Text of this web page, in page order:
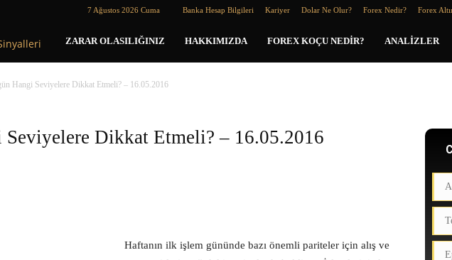
7 Ağustos 2026 Cuma Banka Hesap Bilgileri Kariyer Dolar Ne Olur? Forex Nedir? Forex
Forex
Koçu
ZARAR OLASILIĞINIZ HAKKIMIZDA FOREX KOÇU NEDIR? ANALIZLER
Hangi Seviyelere Dikkat Etmeli? – 16.05.2016
Seviyelere Dikkat Etmeli? – 16.05.2016
Haftanın ilk işlem gününde bazı önemli pariteler için alış ve